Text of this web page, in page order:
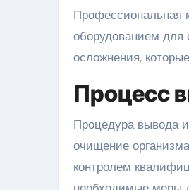
Профессиональная
оборудованием для
осложнения,
Процесс
Процедура вывода
очищение
контролем